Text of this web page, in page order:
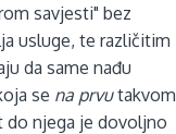
savjesti" bez
usluge, te različitim
da same nađu
se na prvutakvom
do njega je dovoljno